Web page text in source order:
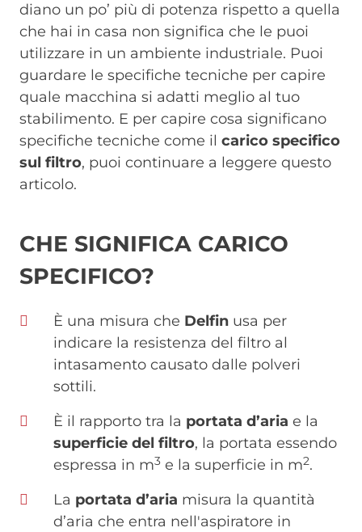
diano un po’ più di potenza rispetto a quella
che hai in casa non significa che le puoi
utilizzare in un ambiente industriale. Puoi
guardare le specifiche tecniche per capire
quale macchina si adatti meglio al tuo
stabilimento. E per capire cosa significano
specifiche tecniche come il carico specifico
sul filtro, puoi continuare a leggere questo
articolo.
CHE SIGNIFICA CARICO
SPECIFICO?
È una misura che Delfin usa per
indicare la resistenza del filtro al
intasamento causato dalle polveri
sottili.
È il rapporto tra la portata d’aria e la
superficie del filtro, la portata essendo
espressa in m3 e la superficie in m2.
La portata d’aria misura la quantità
d’aria che entra nell'aspiratore in